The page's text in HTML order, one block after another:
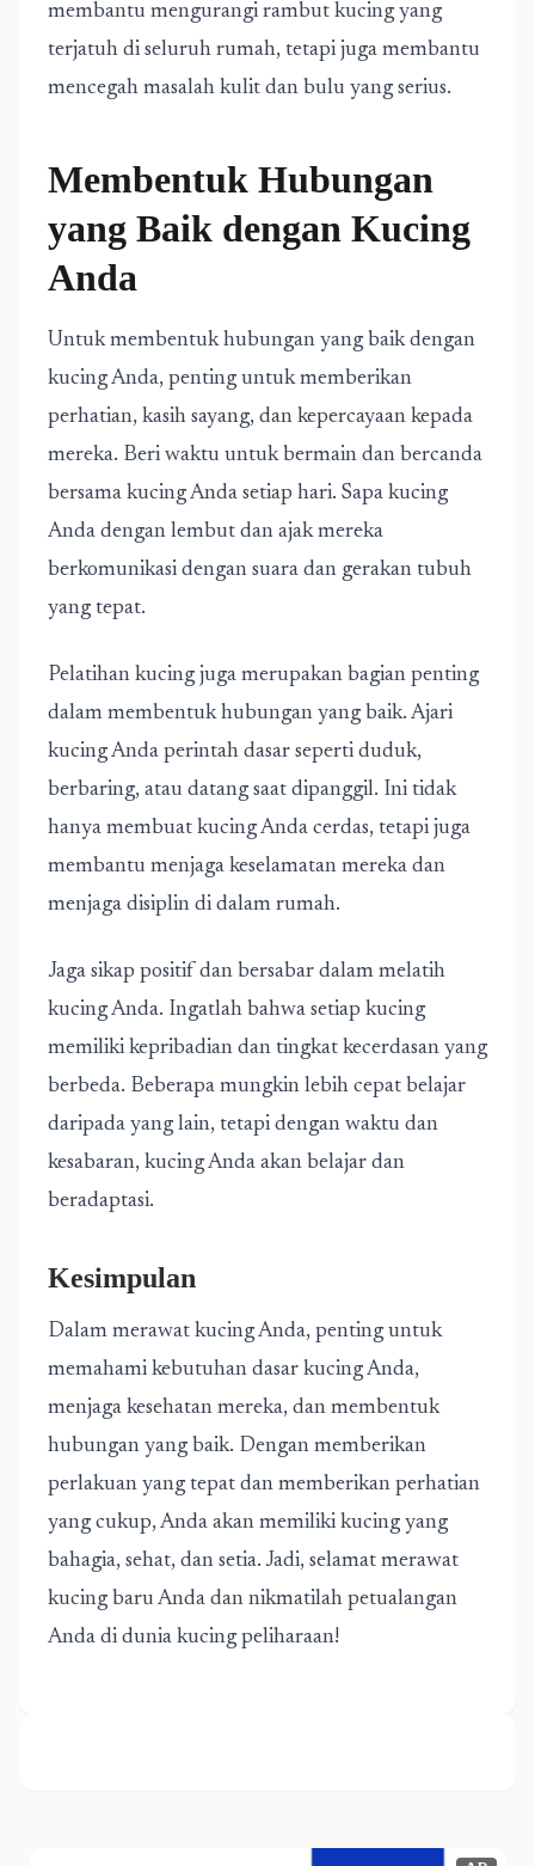
membantu mengurangi rambut kucing yang
terjatuh di seluruh rumah, tetapi juga membantu
mencegah masalah kulit dan bulu yang serius.
Membentuk Hubungan
yang Baik dengan Kucing
Anda
Untuk membentuk hubungan yang baik dengan
kucing Anda, penting untuk memberikan
perhatian, kasih sayang, dan kepercayaan kepada
mereka. Beri waktu untuk bermain dan bercanda
bersama kucing Anda setiap hari. Sapa kucing
Anda dengan lembut dan ajak mereka
berkomunikasi dengan suara dan gerakan tubuh
yang tepat.
Pelatihan kucing juga merupakan bagian penting
dalam membentuk hubungan yang baik. Ajari
kucing Anda perintah dasar seperti duduk,
berbaring, atau datang saat dipanggil. Ini tidak
hanya membuat kucing Anda cerdas, tetapi juga
membantu menjaga keselamatan mereka dan
menjaga disiplin di dalam rumah.
Jaga sikap positif dan bersabar dalam melatih
kucing Anda. Ingatlah bahwa setiap kucing
memiliki kepribadian dan tingkat kecerdasan yang
berbeda. Beberapa mungkin lebih cepat belajar
daripada yang lain, tetapi dengan waktu dan
kesabaran, kucing Anda akan belajar dan
beradaptasi.
Kesimpulan
Dalam merawat kucing Anda, penting untuk
memahami kebutuhan dasar kucing Anda,
menjaga kesehatan mereka, dan membentuk
hubungan yang baik. Dengan memberikan
perlakuan yang tepat dan memberikan perhatian
yang cukup, Anda akan memiliki kucing yang
bahagia, sehat, dan setia. Jadi, selamat merawat
kucing baru Anda dan nikmatilah petualangan
Anda di dunia kucing peliharaan!